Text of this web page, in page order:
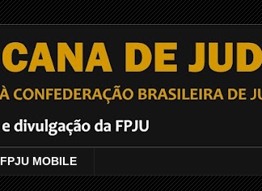
FPJU MOBILE